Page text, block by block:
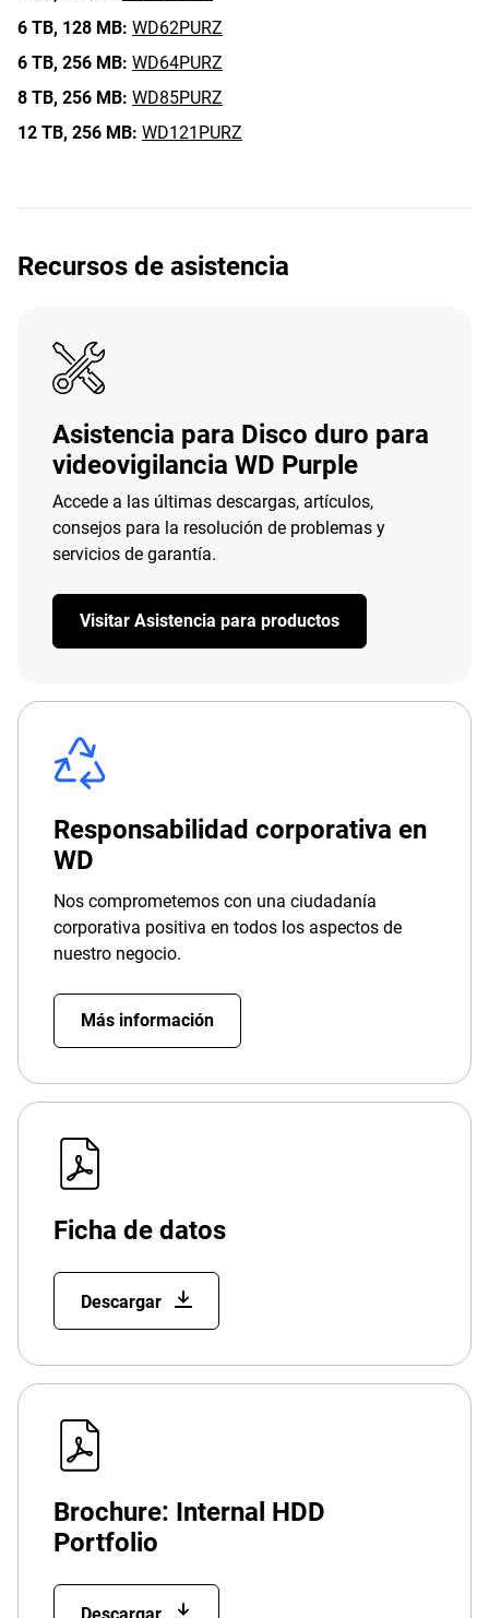
6 TB, 128 MB: WD62PURZ
6 TB, 256 MB: WD64PURZ
8 TB, 256 MB: WD85PURZ
12 TB, 256 MB: WD121PURZ
Recursos de asistencia
Asistencia para Disco duro para
videovigilancia WD Purple
Accede a las últimas descargas, artículos,
consejos para la resolución de problemas y
servicios de garantía.
Visitar Asistencia para productos
Responsabilidad corporativa en
WD
Nos comprometemos con una ciudadanía
corporativa positiva en todos los aspectos de
nuestro negocio.
Más información
Ficha de datos
Descargar
Brochure: Internal HDD
Portfolio